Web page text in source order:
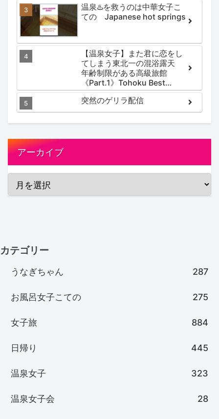
温泉♨️を救うのは中華女子こ
ての Japanese hot springs
【温泉女子】また君に恋をし
てしまう東北一の混浴露天
年齢制限がある高級旅館
《Part.1》Tohoku Best
Secret hotspring #japan
#koteno
突然のゲリラ配信
アーカイブ
カテゴリー
うなぎちゃん 287
お風呂女子こての 275
女子旅 884
日帰り 445
温泉女子 323
温泉女子会 28